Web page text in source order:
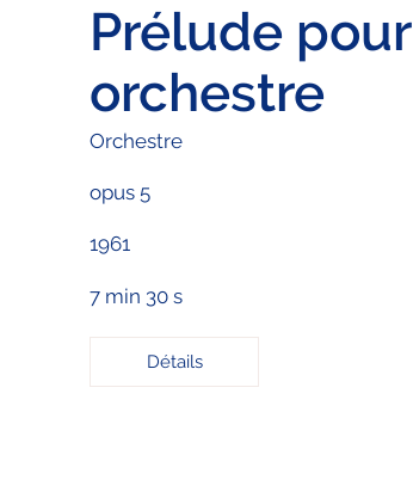
Prélude pour
orchestre
Orchestre
opus 5
1961
7 min 30 s
Détails